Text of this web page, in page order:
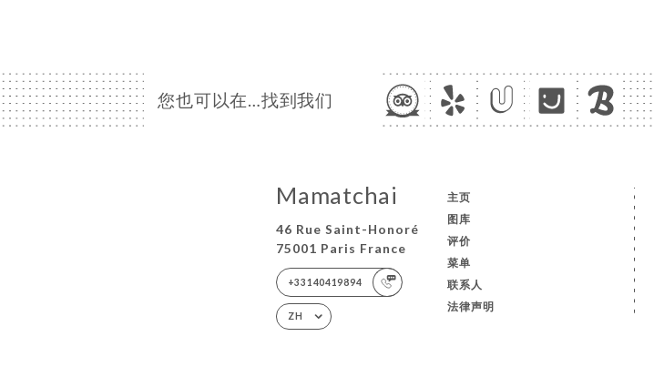
您也可以在…找到我们
Mamatchai
46 Rue Saint-Honoré
75001 Paris France
+33140419894
ZH
主页
图库
评价
菜单
联系人
法律声明